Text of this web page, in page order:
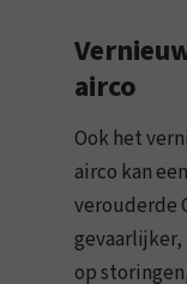
airco
Ook het
airco kan
verouderde
gevaarlijker,
op